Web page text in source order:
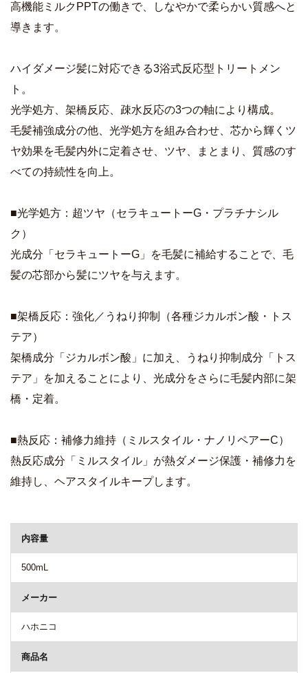
高機能ミルクPPTの働きで、しなやかで柔らかい質感へと
導きます。
ハイダメージ髪に対応できる3浴式反応型トリートメン
ト。
光学処方、架橋反応、疎水反応の3つの軸により構成。
毛髪補強成分の他、光学処方を組み合わせ、芯から輝くツ
ヤ効果を毛髪内外に定着させ、ツヤ、まとまり、質感のす
べての持続性を向上。
■光学処方：超ツヤ（セラキュートーG・プラチナシル
ク）
光成分「セラキュートーG」を毛髪に補給することで、毛
髪の芯部から髪にツヤを与えます。
■架橋反応：強化／うねり抑制（各種ジカルボン酸・トス
テア）
架橋成分「ジカルボン酸」に加え、うねり抑制成分「トス
テア」を加えることにより、光成分をさらに毛髪内部に架
橋・定着。
■熱反応：補修力維持（ミルスタイル・ナノリペアーC）
熱反応成分「ミルスタイル」が熱ダメージ保護・補修力を
維持し、ヘアスタイルキープします。
内容量
500mL
メーカー
ハホニコ
商品名